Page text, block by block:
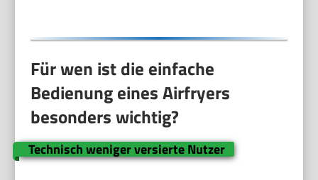
Für wen ist die einfache
Bedienung eines Airfryers
besonders wichtig?
Technisch weniger versierte Nutzer